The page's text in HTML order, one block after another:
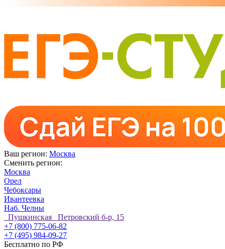
Ваш регион: Москва
Сменить регион:
Москва
Орел
Чебоксары
Ивантеевка
Наб. Челны
Пушкинская Петровский б-р, 15
+7 (800) 775-06-82
+7 (495) 984-09-27
Бесплатно по РФ